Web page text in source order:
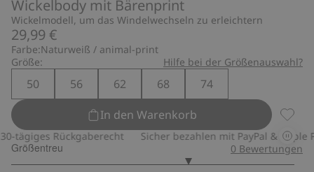
Wickelbody mit Bärenprint
Wickelmodell, um das Windelwechseln zu erleichtern
29,99 €
Farbe:Naturweiß / animal-print
Größe:
Hilfe bei der Größenauswahl?
50 56 62 68
74
In den Warenkorb
tägiges Rückgaberecht Sicher bezahlen mit PayPal & Apple
Größentreu 0 Bewertungen